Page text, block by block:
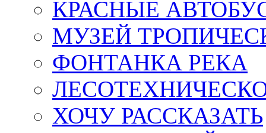
КРАСНЫЕ
МУЗЕЙ
ФОНТАНКА РЕКА
ХОЧУ РАССКАЗАТЬ